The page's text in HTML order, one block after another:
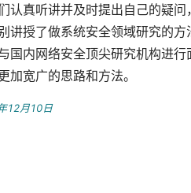
认真听讲并及时提出自己的疑
讲授了做系统安全领域研究的方
国内网络安全顶尖研究机构进
加宽广的思路和方法。
12月10日